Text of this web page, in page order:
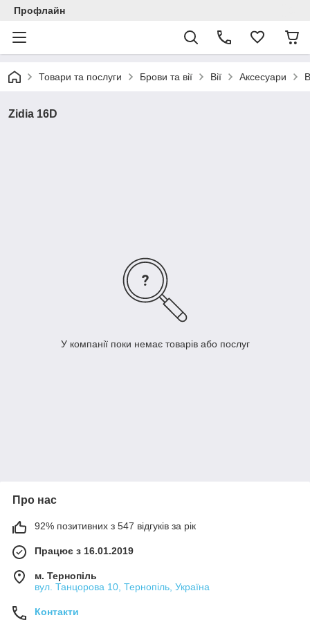
Профлайн
Товари та послуги Брови та вії Вії Аксесуари
Zidia 16D
У компанії поки немає товарів або послуг
Про нас
92% позитивних з 547 відгуків за рік
Працює з 16.01.2019
м. Тернопіль
вул. Танцорова 10, Тернопіль, Україна
Контакти